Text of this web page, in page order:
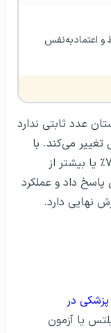
و اعتمادبه‌نفس
عدد ثابتی ندارد
تغییر می‌کند. با
این حال، معمولاً برای قبولی باید حدود ۷۰٪ یا بیشتر از
داد و عملکرد
نهایی دارد.
در
یا آزمون